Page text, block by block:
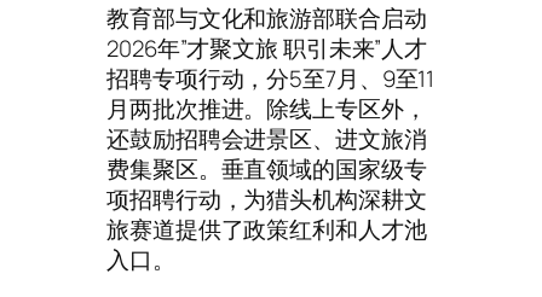
教育部与文化和旅游部联合启动
2026年”才聚文旅 职引未来”人才
招聘专项行动，分5至7月、9至11
月两批次推进。除线上专区外，
还鼓励招聘会进景区、进文旅消
费集聚区。垂直领域的国家级专
项招聘行动，为猎头机构深耕文
旅赛道提供了政策红利和人才池
入口。